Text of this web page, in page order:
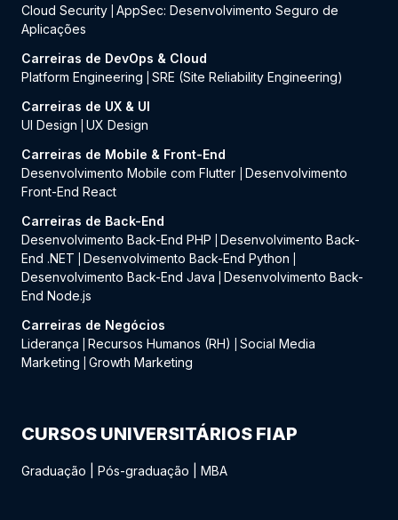
Cloud Security AppSec: Desenvolvimento Seguro de
Aplicações
Carreiras de DevOps & Cloud
Platform Engineering
SRE (Site Reliability Engineering)
Carreiras de UX & UI
UI Design
UX Design
Carreiras de Mobile & Front-End
Desenvolvimento Mobile com Flutter
Desenvolvimento
Front-End React
Carreiras de Back-End
Desenvolvimento Back-End PHP
Desenvolvimento Back-
End .NET
Desenvolvimento Back-End Python
Desenvolvimento Back-End Java
Desenvolvimento Back-
End Node.js
Carreiras de Negócios
Liderança
Recursos Humanos (RH)
Social Media
Marketing
Growth Marketing
CURSOS UNIVERSITÁRIOS FIAP
Graduação Pós-graduação MBA